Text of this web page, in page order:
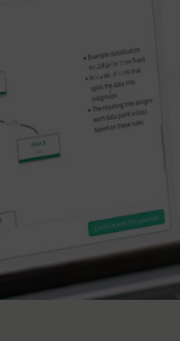
グラフ、
付けて、説
ーションを構